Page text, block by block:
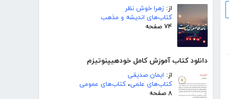
از: زهرا خوش نظر
کتاب‌های اندیشه و مذهب
۷۴ صفحه
دانلود کتاب آموزش کامل خودهیپنوتیزم
از: ایمان صدیقی
کتاب‌های علمی، کتاب‌های عمومی
۸ صفحه